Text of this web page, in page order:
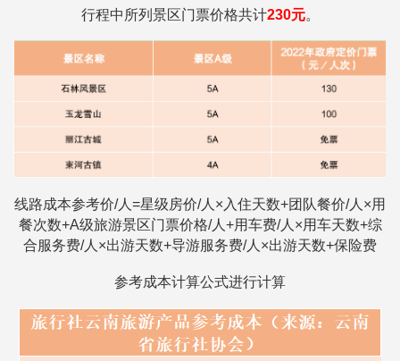
行程中所列景区门票价格共计230元。
线路成本参考价/人=星级房价/人×入住天数+团队餐价/人×用
餐次数+A级旅游景区门票价格/人+用车费/人×用车天数+综
合服务费/人×出游天数+导游服务费/人×出游天数+保险费
参考成本计算公式进行计算